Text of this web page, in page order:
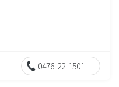
0476-22-1501